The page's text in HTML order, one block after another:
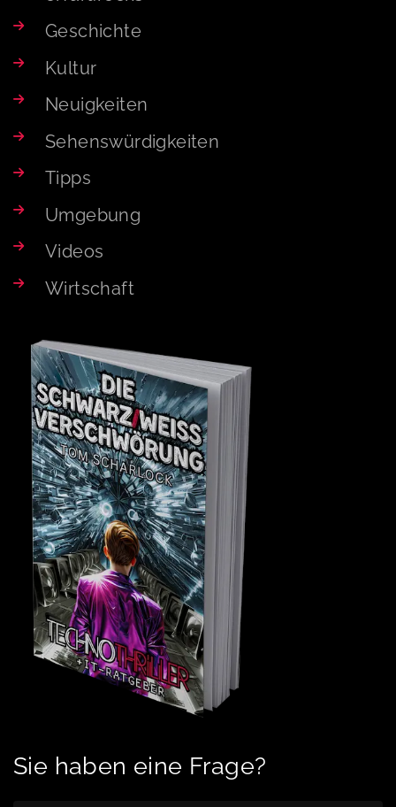
Geschichte
Kultur
Neuigkeiten
Sehenswürdigkeiten
Tipps
Umgebung
Videos
Wirtschaft
Sie haben eine Frage?